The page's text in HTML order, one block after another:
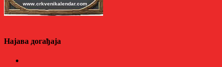
Најава догађаја